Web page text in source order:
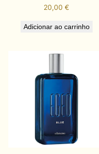
20,00€
Adicionar ao carrinho